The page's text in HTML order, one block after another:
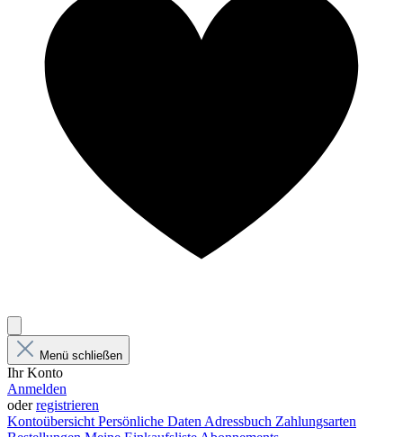
Menü schließen
Ihr Konto
Anmelden
oderregistrieren
Kontoübersicht Persönliche Daten Adressbuch Zahlungsarten